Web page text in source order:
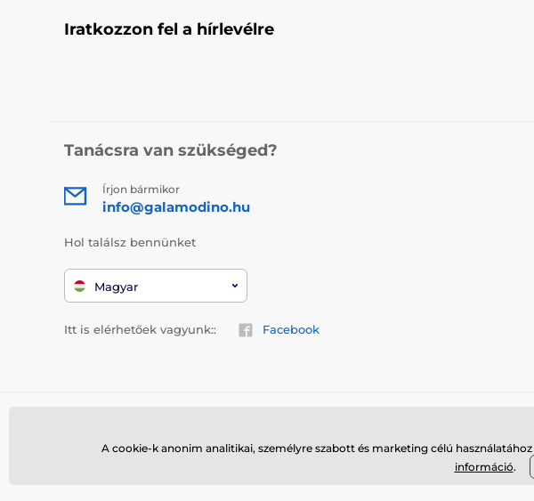
Iratkozzon fel a hírlevélre
Tanácsra van szükséged?
Írjon bármikor
info@galamodino.hu
Hol találsz bennünket
Magyar
Itt is elérhetőek vagyunk:: Facebook
© 2026
A cookie-k anonim analitikai, személyre szabott és marketing célú
információ.